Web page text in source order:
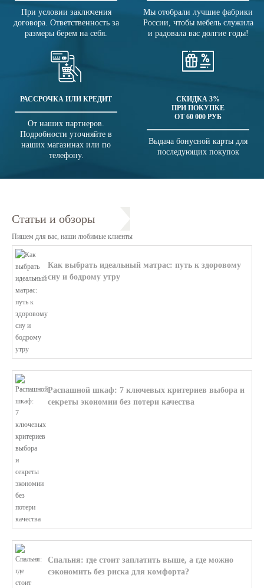
При условии заключения
договора. Ответственность за
размеры берем на себя.
Мы отобрали лучшие фабрики
России, чтобы мебель служила
и радовала вас долгие годы!
РАССРОЧКА ИЛИ КРЕДИТ
От наших партнеров.
Подробности уточняйте в
наших магазинах или по
телефону.
СКИДКА 3%
ПРИ ПОКУПКЕ
ОТ 60 000 РУБ
Выдача бонусной карты для
последующих покупок
Статьи и обзоры
Пишем для вас, наши любимые клиенты
Как выбрать идеальный матрас: путь к здоровому
сну и бодрому утру
Распашной шкаф: 7 ключевых критериев выбора и
секреты экономии без потери качества
Спальня: где стоит заплатить выше, а где можно
сэкономить без риска для комфорта?